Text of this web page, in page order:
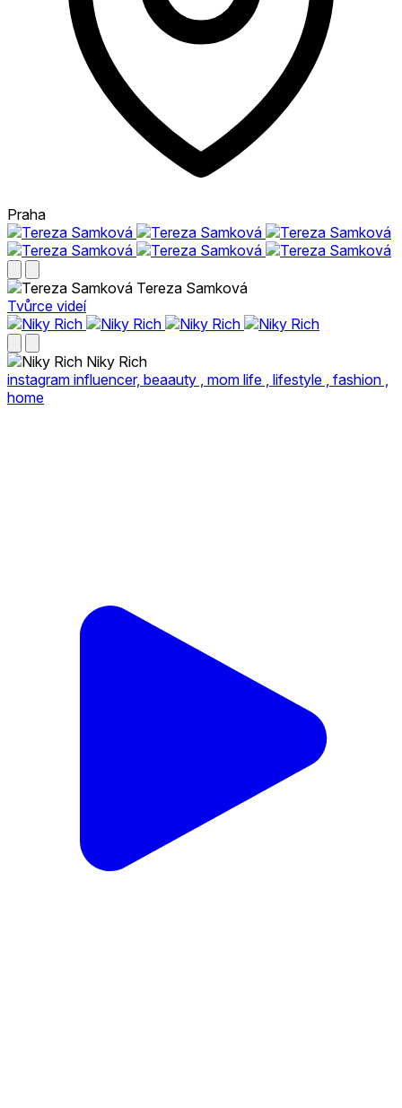
Praha
Tereza Samková
Tvůrce videí
Niky Rich
instagram influencer, beaauty , mom life , lifestyle , fashion ,
home